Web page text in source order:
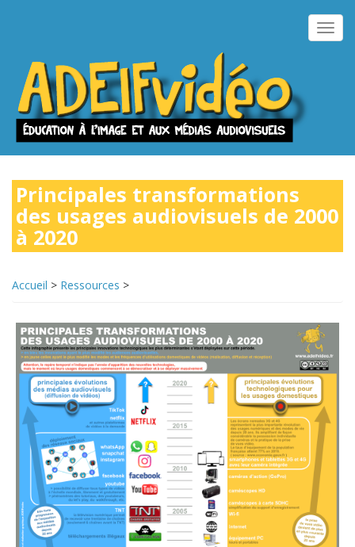
principal
Principales transformations
des usages audiovisuels de 2000
à 2020
Accueil > Ressources >